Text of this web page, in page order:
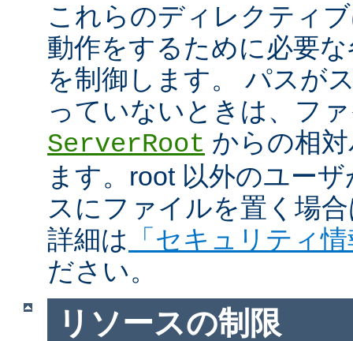
これらのディレクティ
動作をするために必要
を制御します。 パスが
っていないときは、フ
ServerRoot からの相
ます。root 以外のユー
スにファイルを置く場
詳細は
「セキュリティ
ださい。
リソースの制限